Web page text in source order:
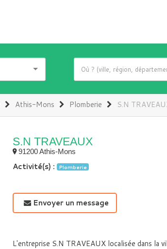
Athis-Mons Plomberie S.N
S.N TRAVEAUX
91200 Athis-Mons
Activité(s) : Plomberie
Envoyer un message
L'entreprise S.N TRAVEAUX localisée dans